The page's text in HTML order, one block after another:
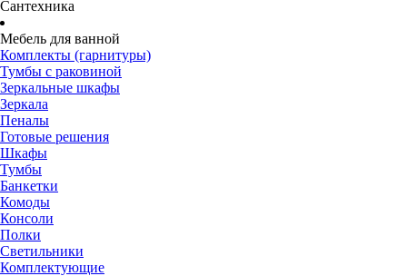
Сантехника
Мебель для ванной
Комплекты (гарнитуры)
Тумбы с раковиной
Зеркальные шкафы
Зеркала
Пеналы
Готовые решения
Шкафы
Тумбы
Банкетки
Комоды
Консоли
Полки
Светильники
Комплектующие